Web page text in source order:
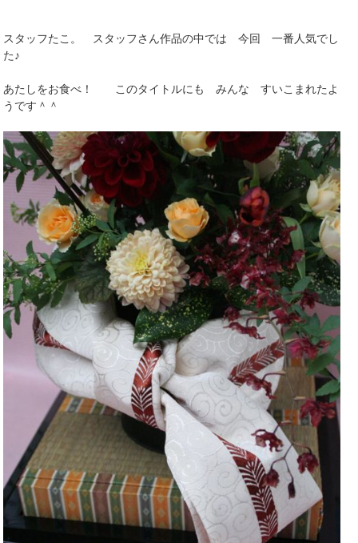
スタッフたこ。 スタッフさん作品の中では 今回 一番人気でし
た♪
あたしをお食べ！ このタイトルにも みんな すいこまれたよ
うです＾＾